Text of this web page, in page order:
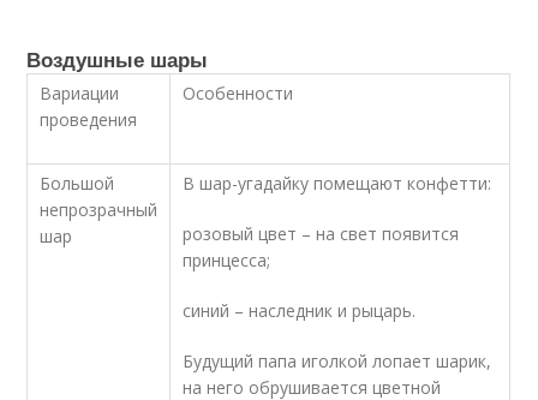
Воздушные шары
Вариации
проведения
Особенности
Большой
непрозрачный
шар
В шар-угадайку помещают конфетти:
розовый цвет – на свет появится
принцесса;
синий – наследник и рыцарь.
Будущий папа иголкой лопает шарик,
на него обрушивается цветной